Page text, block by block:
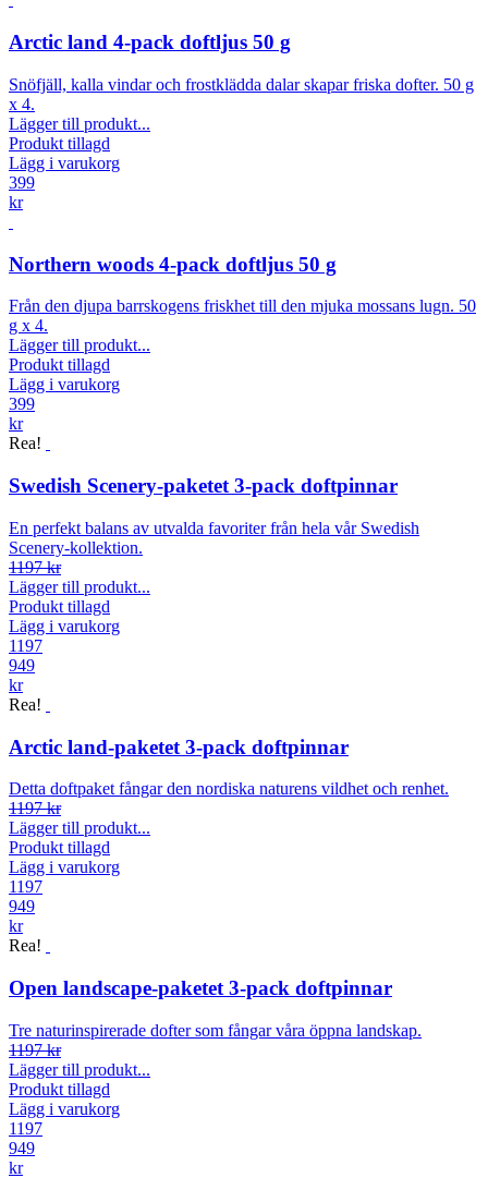
Arctic land 4-pack doftljus 50 g
Snöfjäll, kalla vindar och frostklädda dalar skapar friska dofter. 50 g
x 4.
Lägger till produkt...
Produkt tillagd
Lägg i varukorg
399
kr
Northern woods 4-pack doftljus 50 g
Från den djupa barrskogens friskhet till den mjuka mossans lugn. 50
g x 4.
Lägger till produkt...
Produkt tillagd
Lägg i varukorg
399
kr
Rea!
Swedish Scenery-paketet 3-pack doftpinnar
En perfekt balans av utvalda favoriter från hela vår Swedish
Scenery-kollektion.
1197 kr
Lägger till produkt...
Produkt tillagd
Lägg i varukorg
1197
949
kr
Rea!
Arctic land-paketet 3-pack doftpinnar
Detta doftpaket fångar den nordiska naturens vildhet och renhet.
1197 kr
Lägger till produkt...
Produkt tillagd
Lägg i varukorg
1197
949
kr
Rea!
Open landscape-paketet 3-pack doftpinnar
Tre naturinspirerade dofter som fångar våra öppna landskap.
1197 kr
Lägger till produkt...
Produkt tillagd
Lägg i varukorg
1197
949
kr